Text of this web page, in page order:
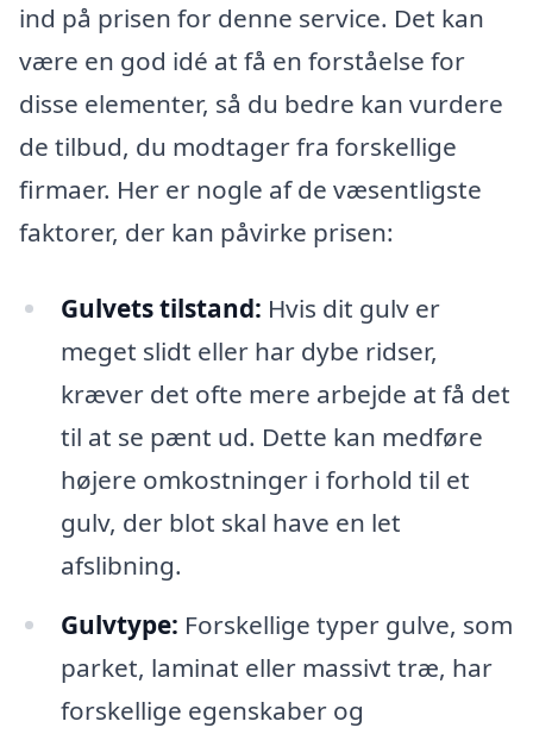
ind på prisen for denne service. Det kan
være en god idé at få en forståelse for
disse elementer, så du bedre kan vurdere
de tilbud, du modtager fra forskellige
firmaer. Her er nogle af de væsentligste
faktorer, der kan påvirke prisen:
Gulvets tilstand: Hvis dit gulv er
meget slidt eller har dybe ridser,
kræver det ofte mere arbejde at få det
til at se pænt ud. Dette kan medføre
højere omkostninger i forhold til et
gulv, der blot skal have en let
afslibning.
Gulvtype: Forskellige typer gulve, som
parket, laminat eller massivt træ, har
forskellige egenskaber og